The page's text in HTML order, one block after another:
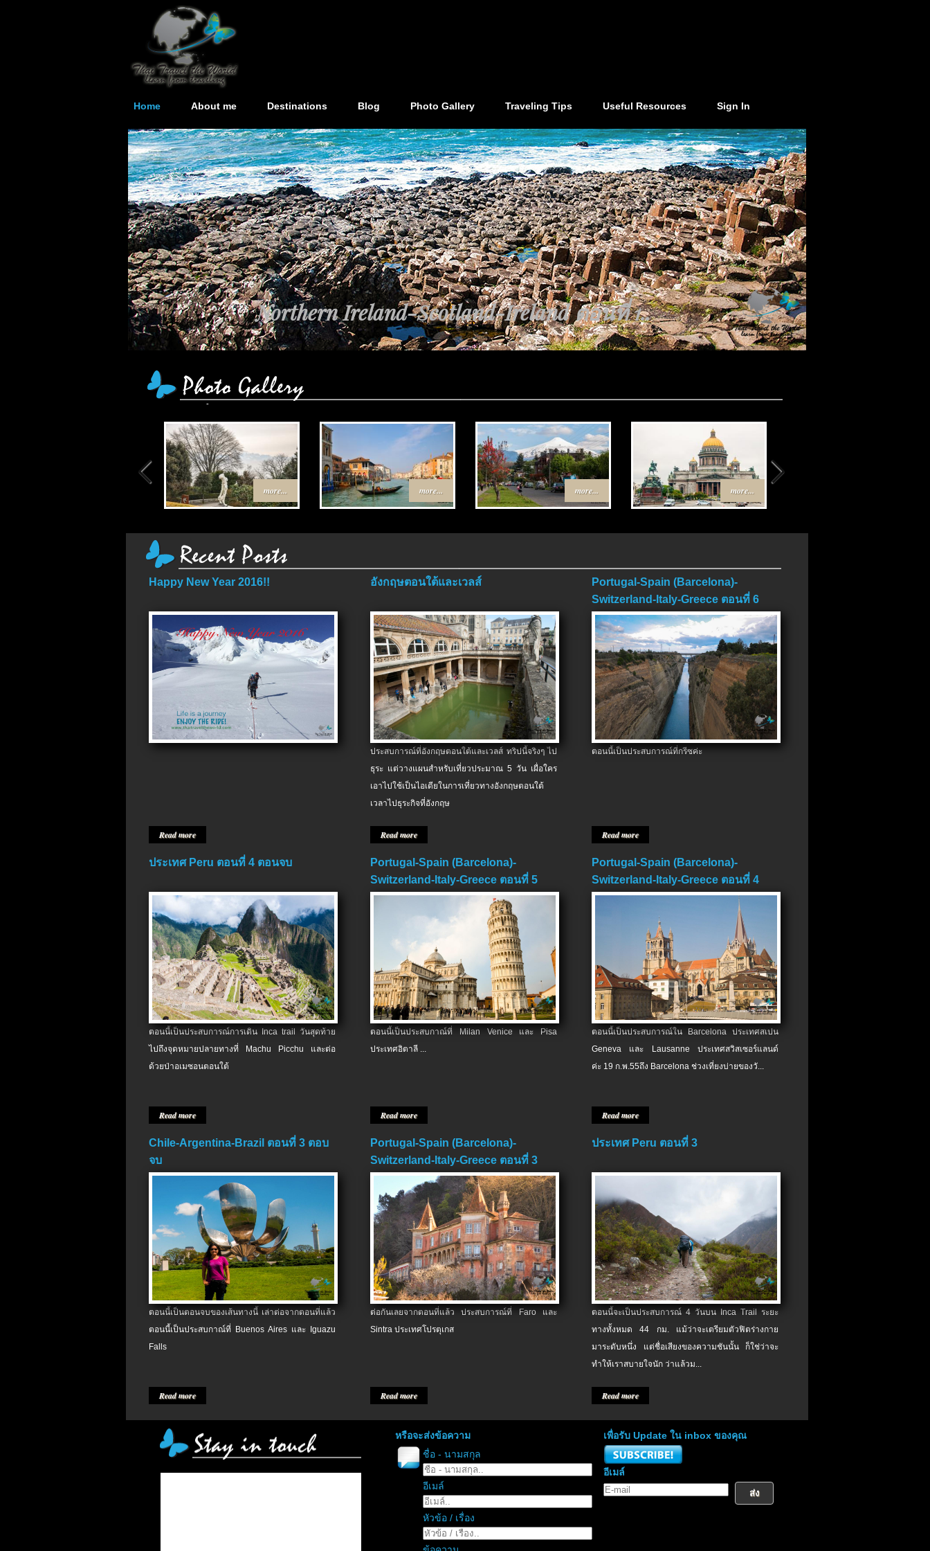
Home About me Destinations Blog Photo Gallery Traveling Tips Useful Resources Sign In
Northern Ireland-Scotland-Ireland ตอนที่ 1..
เส้นทาง Egypt-Jordan ตอนที่ 4 ตอนจบ..
more... more... more... more...
Happy New Year 2016!!
Read more
อังกฤษตอนใต้และเวลส์
ประสบการณ์ที่อังกฤษตอนใต้และเวลส์ ทริปนี้จริงๆ ไป
ธุระ แต่วางแผนสำหรับเที่ยวประมาณ 5 วัน เผื่อใคร
เอาไปใช้เป็นไอเดียในการเที่ยวทางอังกฤษตอนใต้
เวลาไปธุระกิจที่อังกฤษ
Read more
Portugal-Spain (Barcelona)-
Switzerland-Italy-Greece ตอนที่ 6
ตอนจบ
ตอนนี้เป็นประสบการณ์ที่กรีซค่ะ
Read more
ประเทศ Peru ตอนที่ 4 ตอนจบ
ตอนนี้เป็นประสบการณ์การเดิน Inca trail วันสุดท้าย
ไปถึงจุดหมายปลายทางที่ Machu Picchu และต่อ
ด้วยป่าอเมซอนตอนใต้
Read more
Portugal-Spain (Barcelona)-
Switzerland-Italy-Greece ตอนที่ 5
ตอนนี้เป็นประสบกาณ์ที่ Milan Venice และ Pisa
ประเทศอิตาลี ...
Read more
Portugal-Spain (Barcelona)-
Switzerland-Italy-Greece ตอนที่ 4
ตอนนี้เป็นประสบการณ์ใน Barcelona ประเทศสเปน
Geneva และ Lausanne ประเทศสวิสเซอร์แลนด์
ค่ะ 19 ก.พ.​55ถึง Barcelona ช่วงเที่ยงบ่ายของวั...
Read more
Chile-Argentina-Brazil ตอนที่ 3 ตอบ
จบ
ตอนนี้เป็นตอนจบของเส้นทางนี้ เล่าต่อจากตอนที่แล้ว
ตอนนี้เป็นประสบกาณ์ที่ Buenos Aires และ Iguazu
Falls
Read more
Portugal-Spain (Barcelona)-
Switzerland-Italy-Greece ตอนที่ 3
ต่อกันเลยจากตอนที่แล้ว ประสบการณ์ที่ Faro และ
Sintra ประเทศโปรตุเกส
Read more
ประเทศ Peru ตอนที่ 3
ตอนนี้จะเป็นประสบการณ์ 4 วันบน Inca Trail ระยะ
ทางทั้งหมด 44 กม. แม้ว่าจะเตรียมตัวฟิตร่างกาย
มาระดับหนึ่ง แต่ชื่อเสียงของความชันนั้น ก็ใช่ว่าจะ
ทำให้เราสบายใจนัก ว่าแล้วม...
Read more
หรือจะส่งข้อความ
ชื่อ - นามสกุล
อีเมล์
หัวข้อ / เรื่อง
เพื่อรับ Update ใน inbox ของคุณ
อีเมล์
ส่ง